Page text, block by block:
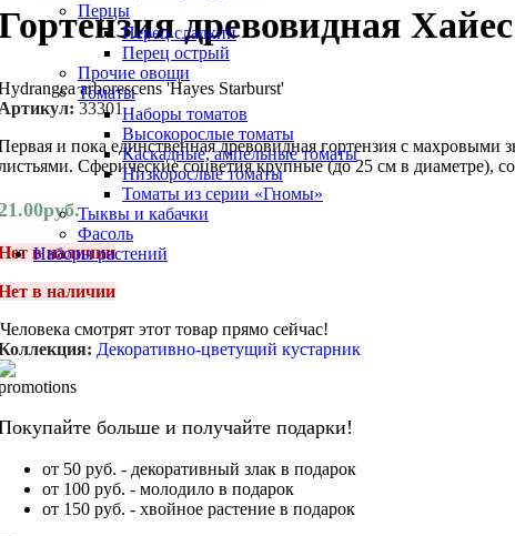
Перцы
Перец сладкий
Перец острый
Прочие овощи
Томаты
Наборы томатов
Высокорослые томаты
Каскадные, ампельные томаты
Низкорослые томаты
Томаты из серии «Гномы»
Тыквы и кабачки
Фасоль
Наборы растений
древовидная
arborescens 'Hayes Starburst'
33301
и пока единственная древовидная гортензия с
Сферические соцветия крупные (до 25 см в диаметре),
руб.
в наличии
в наличии
Человека смотрят этот товар прямо сейчас!
Декоративно-цветущий кустарник
больше и получайте подарки!
от 50 руб. - декоративный злак в подарок
от 100 руб. - молодило в подарок
от 150 руб. - хвойное растение в подарок